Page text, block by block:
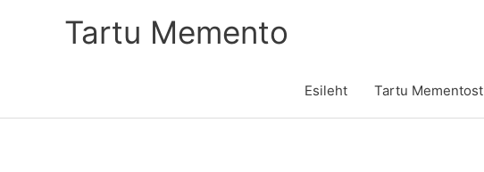
Tartu Memento
Esileht Tartu Mementost